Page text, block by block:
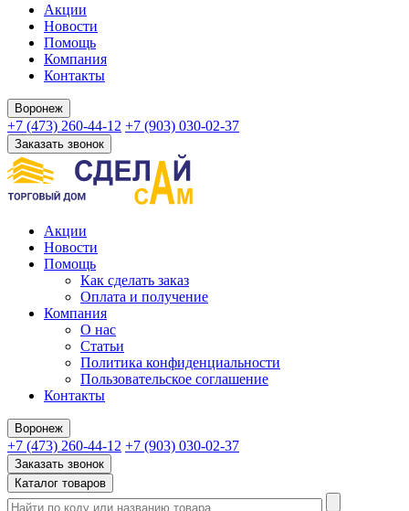
Акции
Новости
Помощь
Компания
Контакты
Воронеж
+7 (473) 260-44-12 +7 (903) 030-02-37
Заказать звонок
Акции
Новости
Помощь
Как сделать заказ
Оплата и получение
Компания
О нас
Статьи
Политика конфиденциальности
Пользовательское соглашение
Контакты
Воронеж
+7 (473) 260-44-12 +7 (903) 030-02-37
Заказать звонок
Каталог товаров